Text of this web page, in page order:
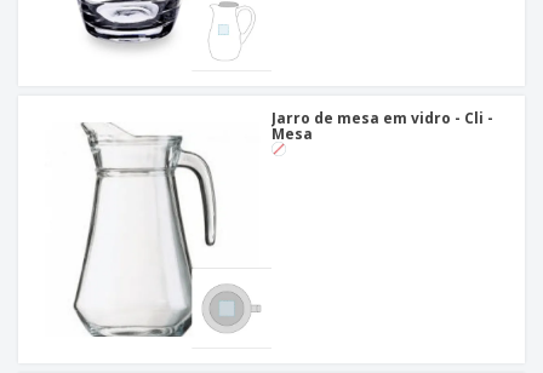
Jarro de mesa em vidro - Cli -
Mesa